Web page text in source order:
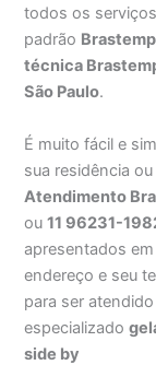
todos os
padrão Brastemp
técnica
São Paulo.
É muito fácil e
sua residência
Atendimento
ou11 96231-
apresentados
endereço e seu
para ser
especializado
side by